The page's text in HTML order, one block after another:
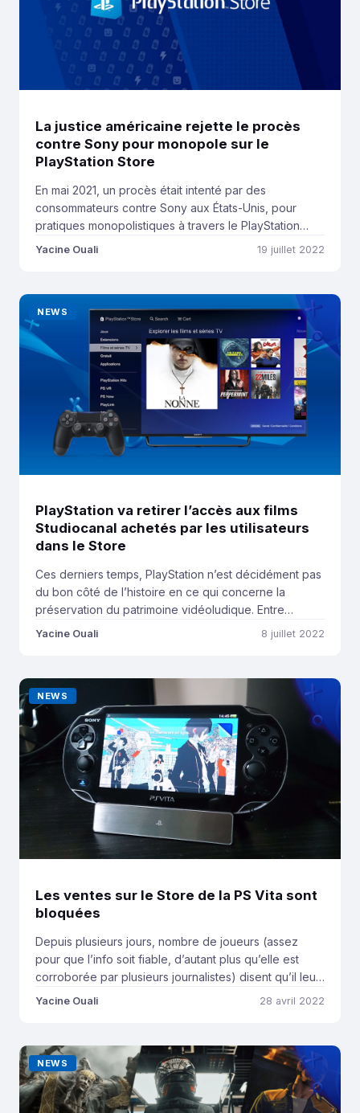
La justice américaine rejette le procès
contre Sony pour monopole sur le
PlayStation Store
En mai 2021, un procès était intenté par des
consommateurs contre Sony aux États-Unis, pour
pratiques monopolistiques à travers le PlayStation
Store. Plus d’un an plus tard, la justice californienne a
faire appel. Voici ce qu’il faut savoir. Retour […]
Yacine Ouali 19 juillet 2022
NEWS
PlayStation va retirer l’accès aux films
Studiocanal achetés par les utilisateurs
dans le Store
Ces derniers temps, PlayStation n’est décidément pas
du bon côté de l’histoire en ce qui concerne la
préservation du patrimoine vidéoludique. Entre
l’impossibilité d’émuler à 100% des jeux PS3 et
fait fort. Mais cette fois, elle fait […]
Yacine Ouali 8 juillet 2022
NEWS
Les ventes sur le Store de la PS Vita sont
bloquées
Depuis plusieurs jours, nombre de joueurs (assez
pour que l’info soit fiable, d’autant plus qu’elle est
corroborée par plusieurs journalistes) disent qu’il leur
est impossible d’acheter du contenu sur le Store de la
d’autre chose. […]
Yacine Ouali 28 avril 2022
NEWS